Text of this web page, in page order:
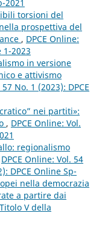
2021
torsioni del
prospettiva del
, DPCE Online:
1-2023
in versione
e attivismo
No. 1 (2023): DPCE
nei partiti»:
, DPCE Online: Vol.
regionalismo
DPCE Online: Vol. 54
DPCE Online Sp-
nella democrazia
a partire dai
V della